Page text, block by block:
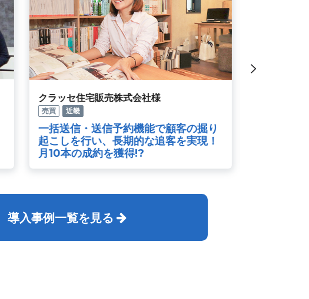
株式会社リアークスファインド様
管理 関東
開業と同時に導入し業務効率化に大き
く貢献！
導入事例一覧を見る